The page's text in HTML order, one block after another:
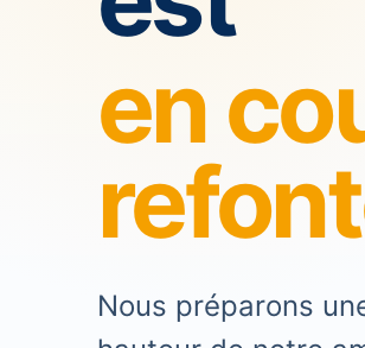
en
Nous préparons